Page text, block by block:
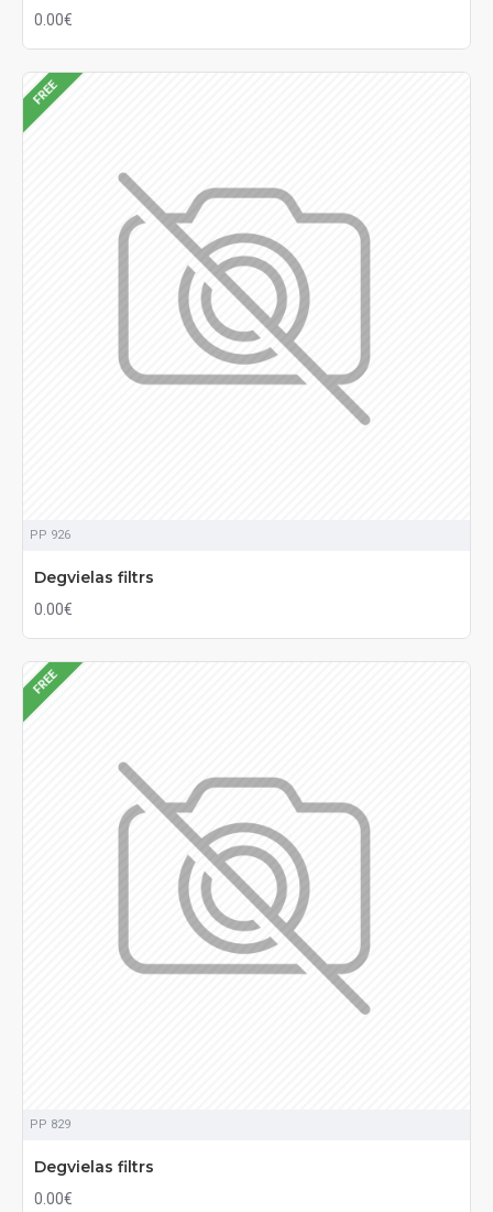
0.00€
FREE
PP 926
Degvielas filtrs
0.00€
FREE
PP 829
Degvielas filtrs
0.00€